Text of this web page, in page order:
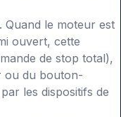
Quand le moteur est
ouvert, cette
de stop total),
ou du bouton-
les dispositifs de